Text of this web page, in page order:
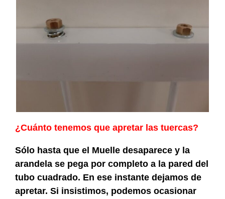
¿Cuánto tenemos que apretar las tuercas?
Sólo hasta que el Muelle desaparece y la
arandela se pega por completo a la pared del
tubo cuadrado. En ese instante dejamos de
apretar. Si insistimos, podemos ocasionar